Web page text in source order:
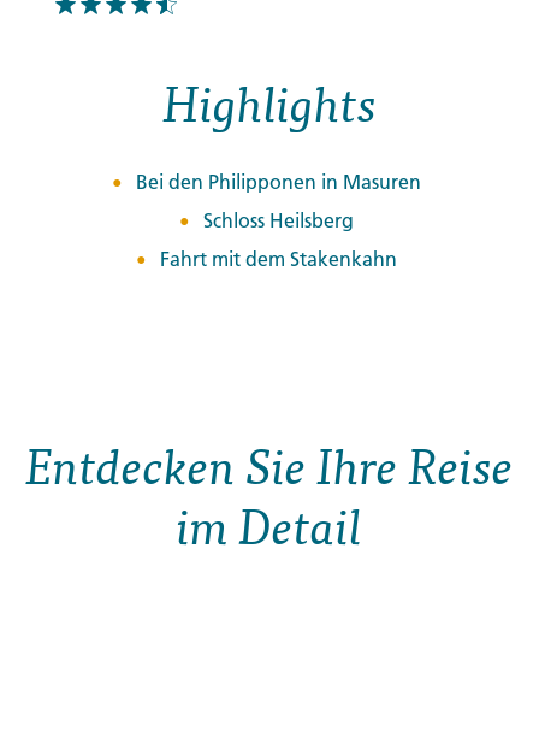
Highlights
Bei den Philipponen in Masuren
Schloss Heilsberg
Fahrt mit dem Stakenkahn
Entdecken Sie Ihre Reise
im Detail